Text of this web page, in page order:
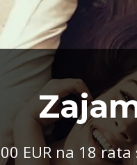
EUR na 18